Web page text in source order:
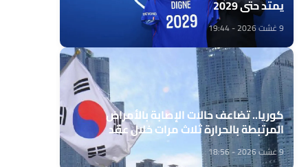
يمتد حتى 2029
9 غشت 2026 - 19:44
كوريا.. تضاعف حالات الإصابة بالأمراض
المرتبطة بالحرارة ثلاث مرات خلال عقد
9 غشت 2026 - 18:56